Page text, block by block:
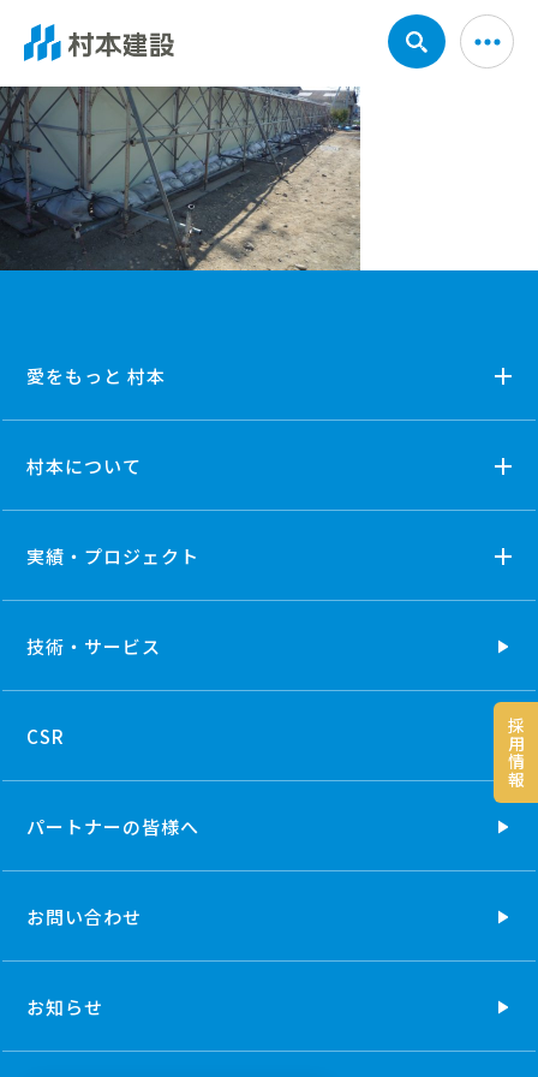
採
用
情
報
愛をもっと 村本
村本について
実績・プロジェクト
技術・ サービス
CSR
パートナーの皆様へ
お問い合わせ
お知らせ